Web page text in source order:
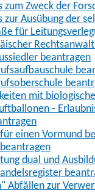
Zweck der
Ausübung der
für
beantragen
mit
-
einen Vormund
dual und
Abfällen zur